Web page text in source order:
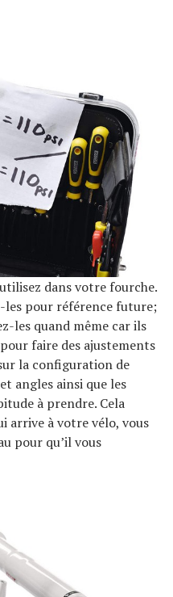
dans votre fourche.
les pour référence future;
les quand même car ils
faire des ajustements
la configuration de
angles ainsi que les
à prendre. Cela
arrive à votre vélo, vous
pour qu’il vous